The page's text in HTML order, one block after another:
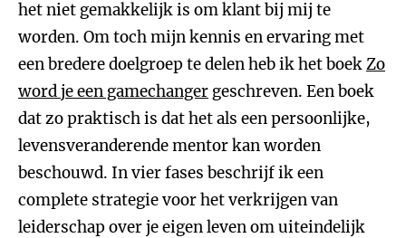
het niet gemakkelijk is om klant bij mij te
worden. Om toch mijn kennis en ervaring met
een bredere doelgroep te delen heb ik het boekZo
word je een gamechanger geschreven. Een boek
dat zo praktisch is dat het als een persoonlijke,
levensveranderende mentor kan worden
beschouwd. In vier fases beschrijf ik een
complete strategie voor het verkrijgen van
leiderschap over je eigen leven om uiteindelijk